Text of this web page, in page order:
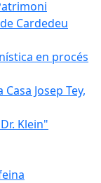
Cardedeu
en procés
Josep Tey,
Klein"